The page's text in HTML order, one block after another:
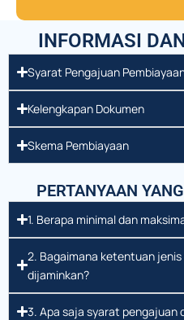
INFORMASI
Syarat Pengajuan
Kelengkapan Dokumen
Skema Pembiayaan
PERTANYAAN
1. Berapa minimal dan
2. Bagaimana ketentuan
dijaminkan?
3. Apa saja syarat pengajuan